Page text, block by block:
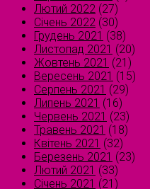
Лютий 2022 (27)
Січень 2022 (30)
Грудень 2021 (38)
Листопад 2021 (20)
Жовтень 2021 (21)
Вересень 2021 (15)
Серпень 2021 (29)
Липень 2021 (16)
Червень 2021 (23)
Травень 2021 (18)
Квітень 2021 (32)
Березень 2021 (23)
Лютий 2021 (33)
Січень 2021 (21)